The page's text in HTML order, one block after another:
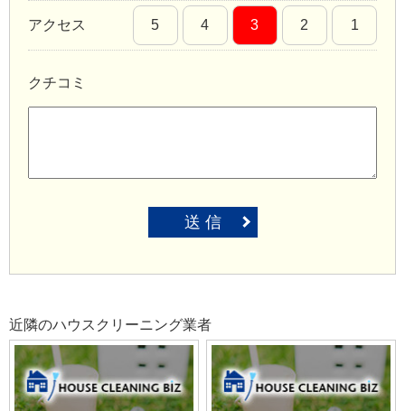
アクセス 5 4 3 2 1
クチコミ
送 信
近隣のハウスクリーニング業者